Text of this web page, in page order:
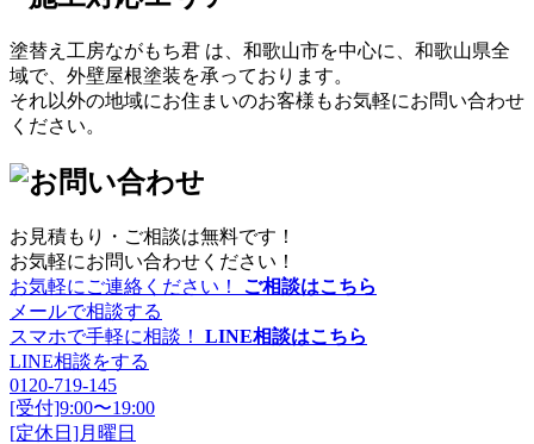
塗替え工房ながもち君 は、和歌山市を中心に、和歌山県全
域で、外壁屋根塗装を承っております。
それ以外の地域にお住まいのお客様もお気軽にお問い合わせ
ください。
お見積もり・ご相談は無料です！
お気軽にお問い合わせください！
お気軽にご連絡ください！ ご相談はこちら
メールで相談する
スマホで手軽に相談！ LINE相談はこちら
LINE相談をする
0120-719-145
[受付]9:00〜19:00
[定休日]月曜日